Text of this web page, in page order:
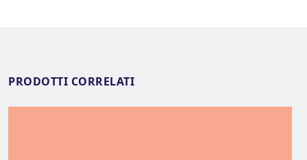
PRODOTTI CORRELATI